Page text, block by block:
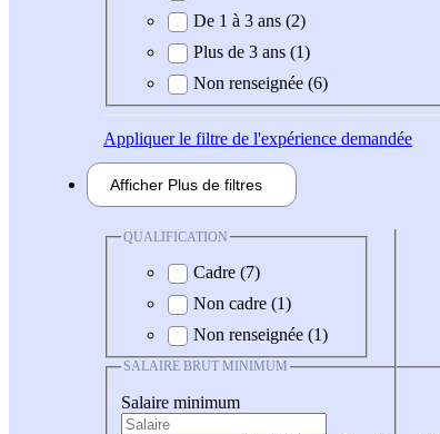
De 1 à 3 ans (2)
Plus de 3 ans (1)
Non renseignée (6)
Appliquerle filtre de l'expérience demandée
Afficher Plus de filtres
QUALIFICATION
Cadre (7)
Non cadre (1)
Non renseignée (1)
SALAIRE BRUT MINIMUM
Salaire minimum